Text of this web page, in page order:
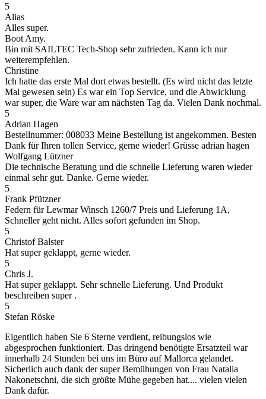
5
Alias
Alles super.
Boot Amy.
Bin mit SAILTEC Tech-Shop sehr zufrieden. Kann ich nur
weiterempfehlen.
Christine
Ich hatte das erste Mal dort etwas bestellt. (Es wird nicht das letzte
Mal gewesen sein) Es war ein Top Service, und die Abwicklung
war super, die Ware war am nächsten Tag da. Vielen Dank nochmal.
5
Adrian Hagen
Bestellnummer: 008033 Meine Bestellung ist angekommen. Besten
Dank für Ihren tollen Service, gerne wieder! Grüsse adrian hagen
Wolfgang Lützner
Die technische Beratung und die schnelle Lieferung waren wieder
einmal sehr gut. Danke. Gerne wieder.
5
Frank Pfützner
Federn für Lewmar Winsch 1260/7 Preis und Lieferung 1A,
Schneller geht nicht. Alles sofort gefunden im Shop.
5
Christof Balster
Hat super geklappt, gerne wieder.
5
Chris J.
Hat super geklappt. Sehr schnelle Lieferung. Und Produkt
beschreiben super .
5
Stefan Röske
Eigentlich haben Sie 6 Sterne verdient, reibungslos wie
abgesprochen funktioniert. Das dringend benötigte Ersatzteil war
innerhalb 24 Stunden bei uns im Büro auf Mallorca gelandet.
Sicherlich auch dank der super Bemühungen von Frau Natalia
Nakonetschni, die sich größte Mühe gegeben hat.... vielen vielen
Dank dafür.